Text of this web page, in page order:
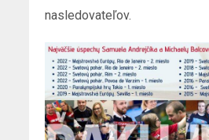
nasledovateľov.